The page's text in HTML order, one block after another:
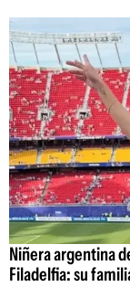
Niñera argentina
Filadelfia: su